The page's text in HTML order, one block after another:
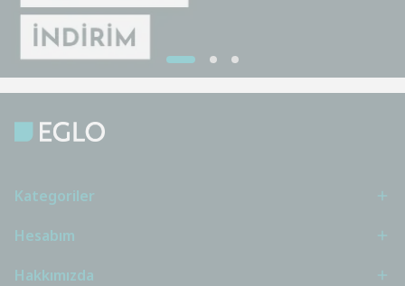
Kategoriler
Hesabım
Hakkımızda